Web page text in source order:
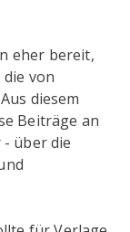
eher bereit,
von
diesem
Beiträge an
- über die